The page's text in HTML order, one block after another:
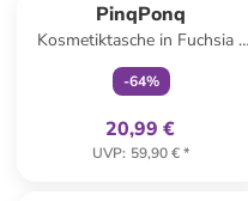
PinqPonq
Kosmetiktasche in Fuchsia -
(B)22,5 x (H)13 x (T)9 cm
-64%
20,99 €
UVP: 59,90 €*